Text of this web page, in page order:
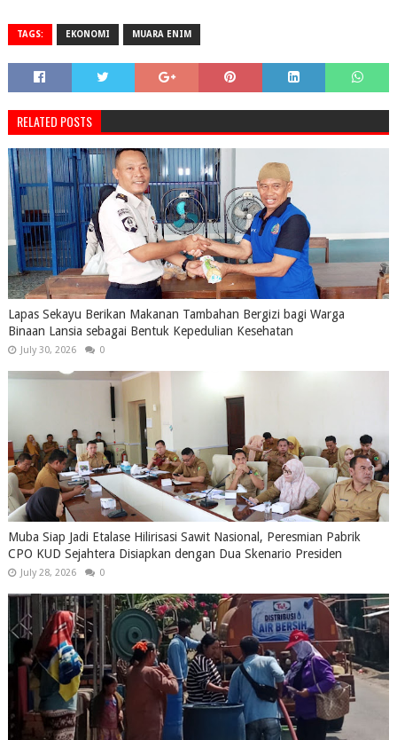
TAGS: EKONOMI MUARA ENIM
RELATED POSTS
Lapas Sekayu Berikan Makanan Tambahan Bergizi bagi Warga
Binaan Lansia sebagai Bentuk Kepedulian Kesehatan
July 30, 2026 0
Muba Siap Jadi Etalase Hilirisasi Sawit Nasional, Peresmian Pabrik
CPO KUD Sejahtera Disiapkan dengan Dua Skenario Presiden
July 28, 2026 0